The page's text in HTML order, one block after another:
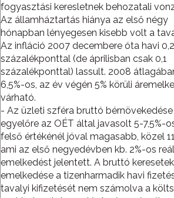
fogyasztási keresletnek behozatali
Az államháztartás hiánya az első négy
hónapban lényegesen kisebb volt a
Az infláció 2007 decembere óta havi 0,2
százalékponttal (de áprilisban csak 0,1
százalékponttal) lassult. 2008
6,5%-os, az év végén 5% körüli
várható.
- Az üzleti szféra bruttó bérnövekedése
egyelőre az OÉT által javasolt 5-7,5%-
felső értékénél jóval magasabb, közel
ami az első negyedévben kb. 2%-os
emelkedést jelentett. A bruttó keresetek
emelkedése a tizenharmadik havi
tavalyi kifizetését nem számolva a